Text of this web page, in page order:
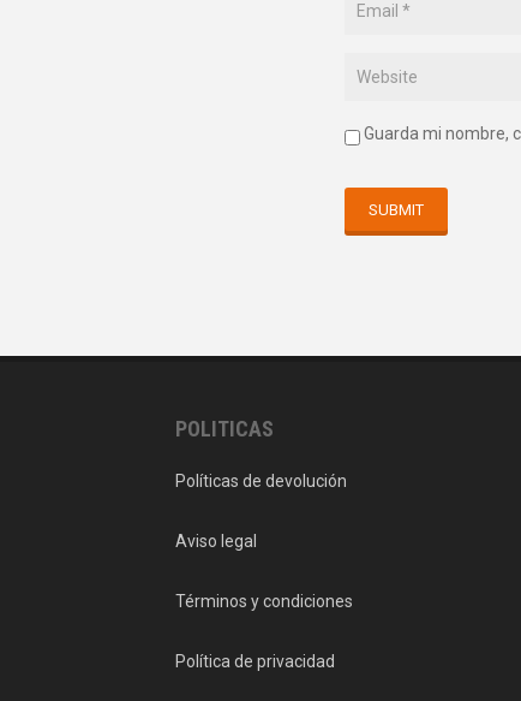
Guarda mi nombre,
POLITICAS
Políticas de devolución
Aviso legal
Términos y condiciones
Política de privacidad